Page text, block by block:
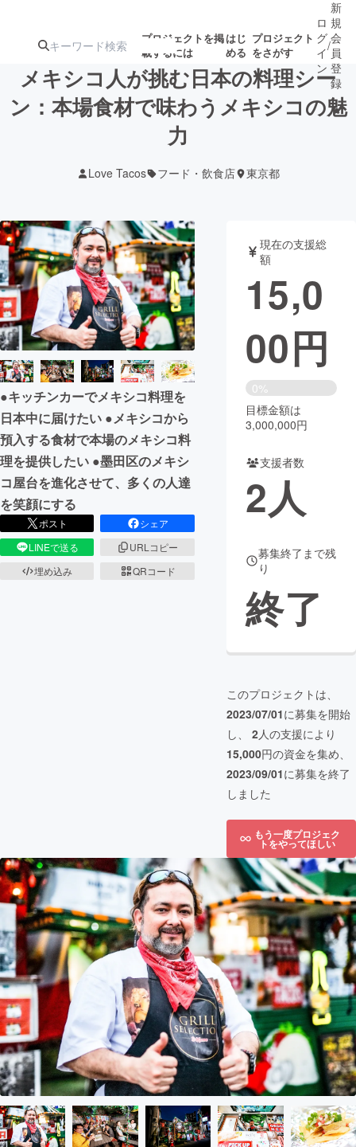
プロジェクトを掲
載するには
はじ
める
プロジェクト
をさがす
注目の新着プロ
テクノロジー・ガジェット
映像・映画 書籍・雑誌
ビジネス・起業 チャレンジ
まちづくり・地域活性化
CAMPFIRE for Social Good
CAMPFIRE Creation
CAMPFIREふるさと納税machi-ya コミュニティ
ロ
グ
イ
ン
/
新
規
会
員
登
録
メキシコ人が挑む日本の料理シー
ン：本場食材で味わうメキシコの魅
力
Love Tacos フード・飲食店 東京都
●キッチンカーでメキシコ料理を
日本中に届けたい ●メキシコから
預入する食材で本場のメキシコ料
理を提供したい ●墨田区のメキシ
コ屋台を進化させて、多くの人達
を笑顔にする
ポスト
シェア
LINEで送る
URLコピー
埋め込み
QRコード
現在の支援総
額
15,0
00円
0%
目標金額は
3,000,000円
支援者数
2人
募集終了まで残
り
終了
このプロジェクトは、
2023/07/01に募集を開始
し、 2人の支援により
15,000円の資金を集め、
2023/09/01に募集を終了
しました
もう一度プロジェク
トをやってほしい